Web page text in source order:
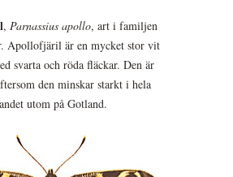
, Parnassius apollo, art i familjen
Apollofjäril är en mycket stor vit
svarta och röda fläckar. Den är
den minskar starkt i hela
utom på Gotland.